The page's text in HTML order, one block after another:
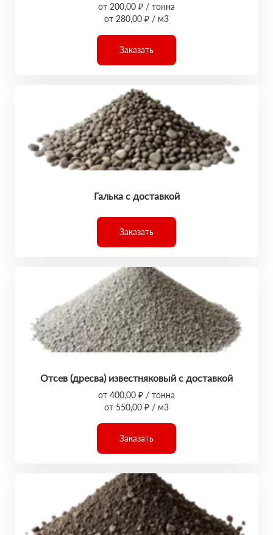
от 200,00 ₽ / тонна
от 280,00 ₽ / м3
Заказать
Галька с доставкой
Заказать
Отсев (дресва) известняковый с доставкой
от 400,00 ₽ / тонна
от 550,00 ₽ / м3
Заказать